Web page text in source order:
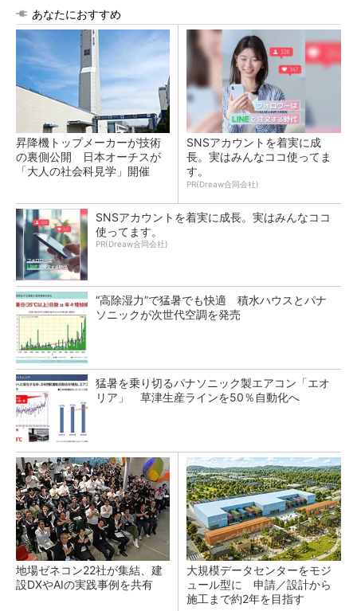
あなたにおすすめ
昇降機トップメーカーが技術
の裏側公開 日本オーチスが
「大人の社会科見学」開催
SNSアカウントを着実に成
長。実はみんなココ使ってま
す。
PR(Dreaw合同会社)
SNSアカウントを着実に成長。実はみんなココ
使ってます。
PR(Dreaw合同会社)
“高除湿力”で猛暑でも快適 積水ハウスとパナ
ソニックが次世代空調を発売
猛暑を乗り切るパナソニック製エアコン「エオ
リア」 草津生産ラインを50％自動化へ
地場ゼネコン22社が集結、建
設DXやAIの実践事例を共有
大規模データセンターをモジ
ュール型に 申請／設計から
施工まで約2年を目指す